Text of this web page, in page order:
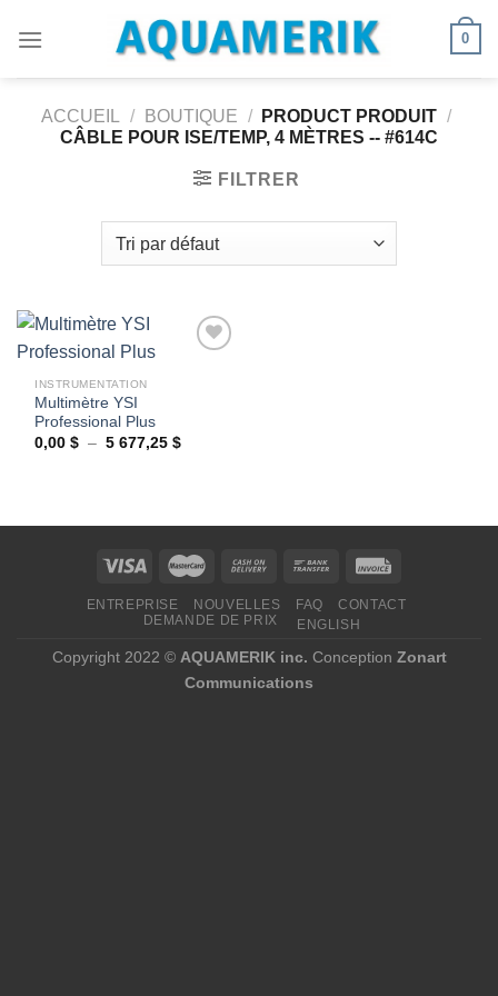
0
ACCUEIL / BOUTIQUE / PRODUCT PRODUIT /
CÂBLE POUR ISE/TEMP, 4 MÈTRES -- #614C
FILTRER
INSTRUMENTATION
Multimètre YSI
Professional Plus
0,00$ – 5 677,25$Plage
677,25 $
ENTREPRISE NOUVELLES FAQ
CONTACT
DEMANDE DE PRIX
ENGLISH
Copyright 2022 © AQUAMERIK inc. Conception Zonart
Communications